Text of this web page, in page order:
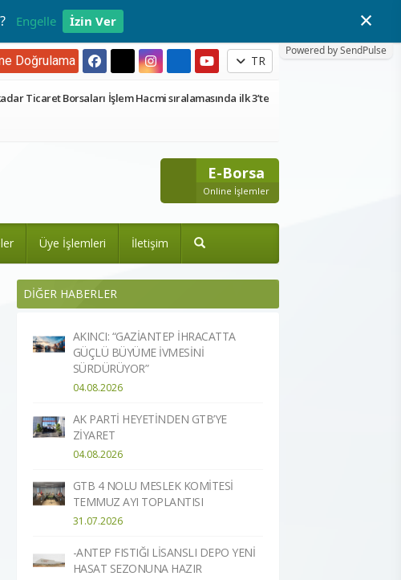
Engelle İzin Ver
Powered by SendPulse
×
TR
Doğrulama
Ticaret Borsaları İşlem Hacmi sıralamasında ilk 3’te
E-Borsa
Online İşlemler
Üye İşlemleri İletişim
DİĞER HABERLER
AKINCI: “GAZİANTEP İHRACATTA
GÜÇLÜ BÜYÜME İVMESİNİ
SÜRDÜRÜYOR”
04.08.2026
AK PARTİ HEYETİNDEN GTB’YE
ZİYARET
04.08.2026
GTB 4 NOLU MESLEK KOMİTESİ
TEMMUZ AYI TOPLANTISI
31.07.2026
-ANTEP FISTIĞI LİSANSLI DEPO YENİ
HASAT SEZONUNA HAZIR​